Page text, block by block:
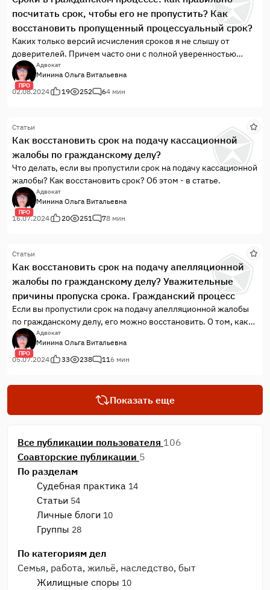
посчитать срок, чтобы его не пропустить? Как
восстановить пропущенный процессуальный срок?
Каких только версий исчисления сроков я не слышу от
доверителей. Причем часто они с полной уверенностью
утверждают, что их версия правильная, но назвать источник
своей осведомленности никогда не могут. Между тем,
"велосипед давно изобретен": гражданский процесс четко
ПРО
Адвокат
Минина Ольга Витальевна
02.08.2024
19 252 64 мин
Статьи
Как восстановить срок на подачу кассационной
жалобы по гражданскому делу?
Что делать, если вы пропустили срок на подачу кассационной
жалобы? Как восстановить срок? Об этом - в статье.
ПРО
Адвокат
Минина Ольга Витальевна
16.07.2024
20 251 78 мин
Статьи
Как восстановить срок на подачу апелляционной
жалобы по гражданскому делу? Уважительные
причины пропуска срока. Гражданский процесс
Если вы пропустили срок на подачу апелляционной жалобы
по гражданскому делу, его можно восстановить. О том, как
это сделать, какие причины пропуска срока являются
уважительными, рассказала в статье.
ПРО
Адвокат
Минина Ольга Витальевна
05.07.2024
33 238 116 мин
Показать еще
Все публикации пользователя 106
Соавторские публикации 5
По разделам
Судебная практика 14
Статьи 54
Личные блоги 10
Группы 28
По категориям дел
Семья, работа, жильё, наследство, быт
Жилищные споры 10